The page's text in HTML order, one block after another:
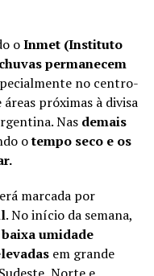
oInmet (Instituto
permanecem
no centro-
próximas à divisa
Nas demais
otempo seco e os
marcada por
. No início da semana,
umidade
em grande